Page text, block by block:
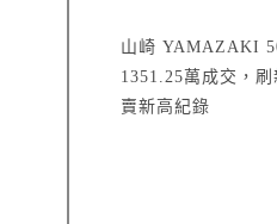
山崎 YAMAZAKI
1351.25萬成交，
賣新高紀錄